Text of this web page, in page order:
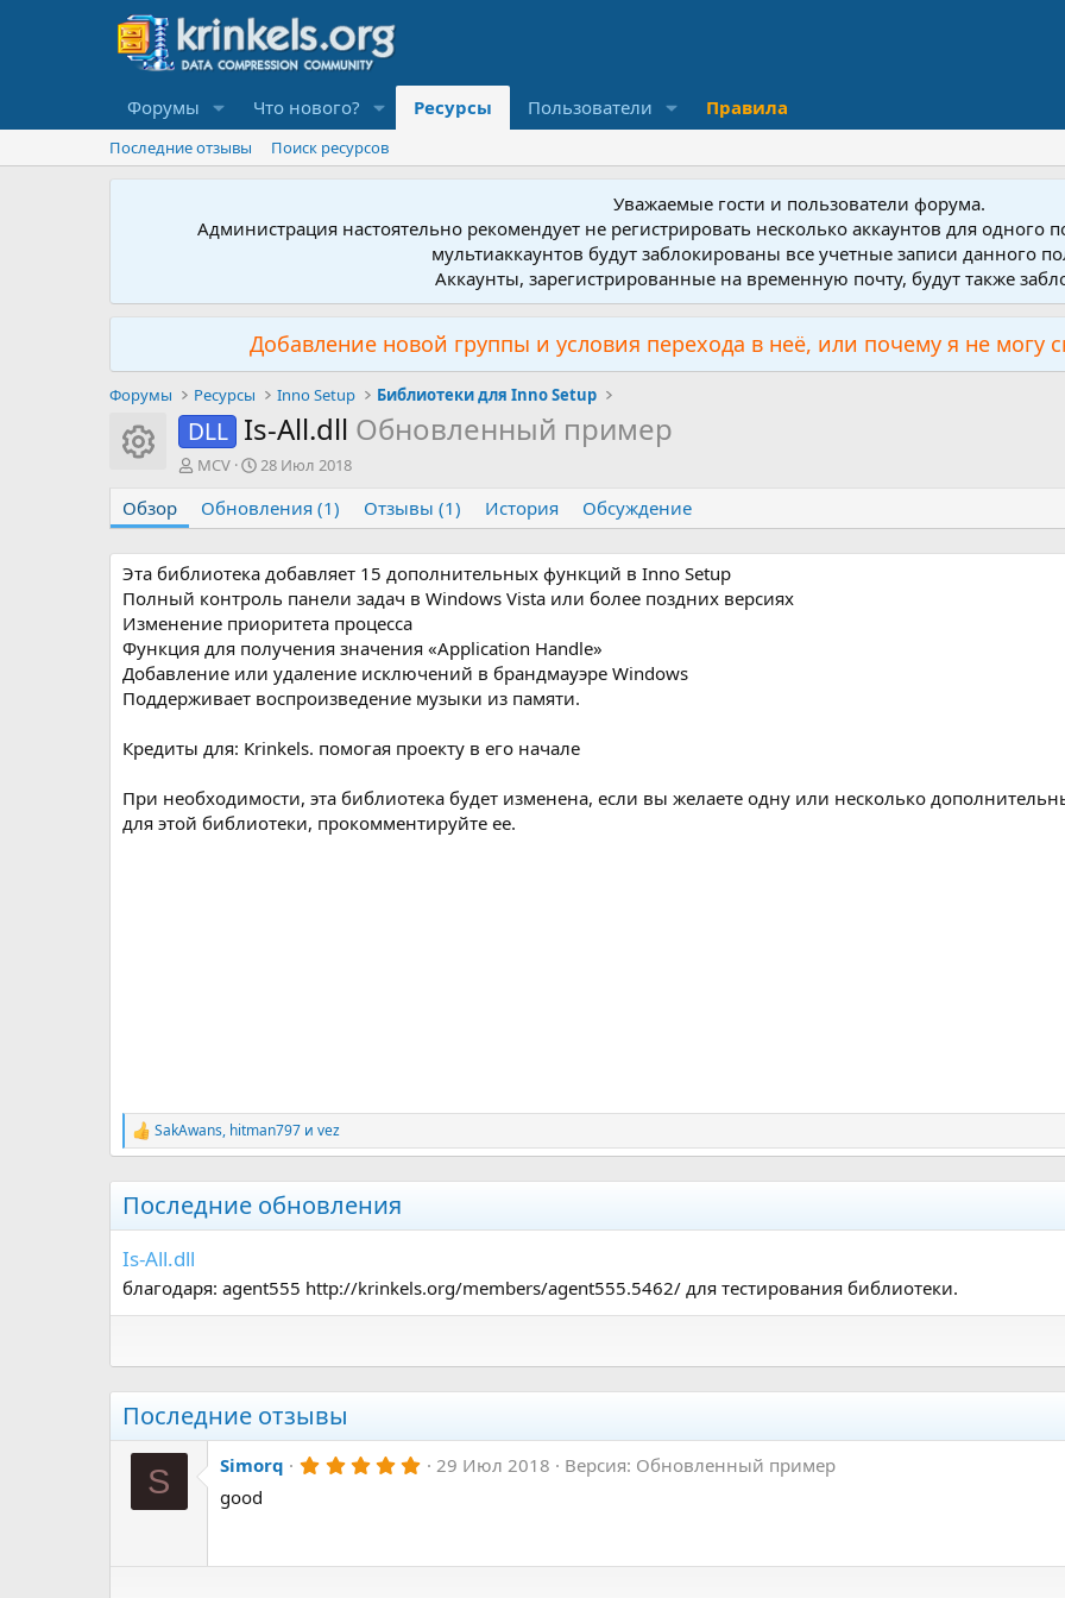
Форумы Что нового? Ресурсы Пользователи Правила
Последние отзывы Поиск ресурсов
Уважаемые гости и пользователи форума.
Администрация настоятельно рекомендует не регистрировать несколько аккаунтов для
мультиаккаунтов будут заблокированы все учетные записи данного
Аккаунты, зарегистрированные на временную почту, будут также
Добавление новой группы и условия перехода в неё, или почему я не могу
Форумы Ресурсы Inno Setup Библиотеки для Inno Setup
Иконка ресурса
DLL Is-All.dll Обновленный пример
А
т
о
р
MCV
Д
т
а
с
о
з
а
н
и
я
28 Июл 2018
Обзор Обновления (1) Отзывы (1) История Обсуждение
Эта библиотека добавляет 15 дополнительных функций в Inno Setup
Полный контроль панели задач в Windows Vista или более поздних версиях
Изменение приоритета процесса
Функция для получения значения «Application Handle»
Добавление или удаление исключений в брандмауэре Windows
Поддерживает воспроизведение музыки из памяти.
Кредиты для: Krinkels. помогая проекту в его начале
При необходимости, эта библиотека будет изменена, если вы желаете одну или несколько
для этой библиотеки, прокомментируйте ее.
Р
е
к
ц
и
и
:
SakAwans, hitman797 и vez
Последние обновления
Is-All.dll
благодаря: agent555 http://krinkels.org/members/agent555.5462/ для тестирования библиотеки.
Последние отзывы
S Simorq 5
ё
29 Июл 2018
Версия: Обновленный пример
good